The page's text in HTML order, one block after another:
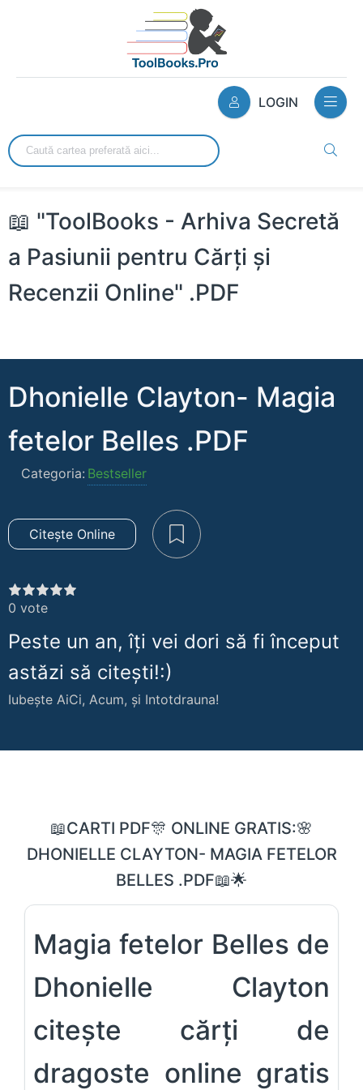
LOGIN
📖 "ToolBooks - Arhiva Secretă
a Pasiunii pentru Cărți și
Recenzii Online" .PDF
Dhonielle Clayton- Magia
fetelor Belles .PDF
Categoria: Bestseller
Citește Online
0 vote
Peste un an, îți vei dori să fi început
astăzi să citești!:)
Iubește AiCi, Acum, și Intotdrauna!
📖CARTI PDF🎊 ONLINE GRATIS:🌸
DHONIELLE CLAYTON- MAGIA FETELOR
BELLES .PDF📖🌟
Magia fetelor Belles de
Dhonielle Clayton
citește cărți de
dragoste online gratis